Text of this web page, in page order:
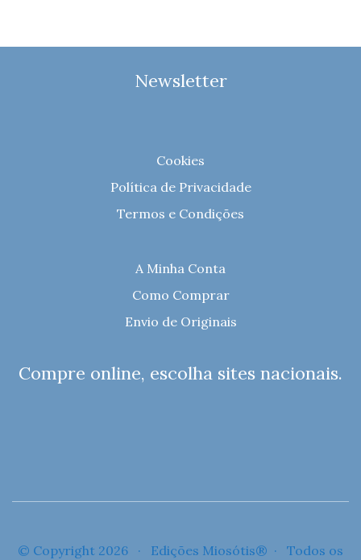
Newsletter
Cookies
Política de Privacidade
Termos e Condições
A Minha Conta
Como Comprar
Envio de Originais
Compre online, escolha sites nacionais.
© Copyright 2026 · Edições Miosótis® · Todos os